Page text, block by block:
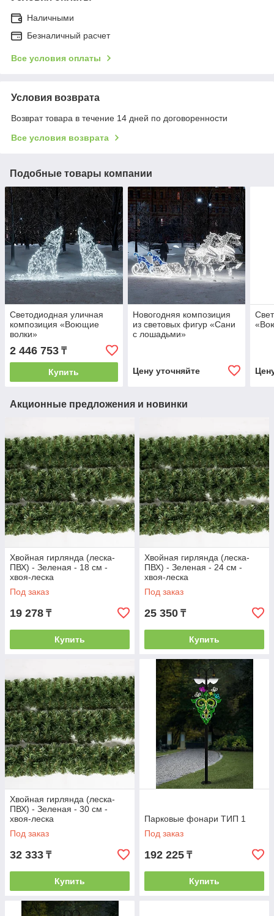
Наличными
Безналичный расчет
Все условия оплаты
Условия возврата
Возврат товара в течение 14 дней по договоренности
Все условия возврата
Подобные товары компании
Светодиодная уличная
композиция «Воющие
волки»
2 446 753 ₸
Купить
Новогодняя композиция
из световых фигур «Сани
с лошадьми»
Цену уточняйте
Акционные предложения и новинки
Хвойная гирлянда (леска-
ПВХ) - Зеленая - 18 см -
хвоя-леска
Под заказ
19 278 ₸
Купить
Хвойная гирлянда (леска-
ПВХ) - Зеленая - 24 см -
хвоя-леска
Под заказ
25 350 ₸
Купить
Хвойная гирлянда (леска-
ПВХ) - Зеленая - 30 см -
хвоя-леска
Под заказ
32 333 ₸
Купить
Парковые фонари ТИП 1
Под заказ
192 225 ₸
Купить